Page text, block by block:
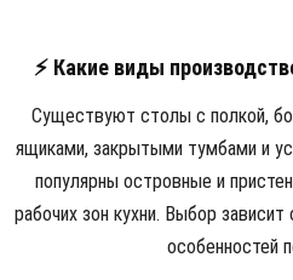
⚡ Какие виды
Существуют столы с полкой,
ящиками, закрытыми тумбами и
популярны островные и
рабочих зон кухни. Выбор зависит
особенностей